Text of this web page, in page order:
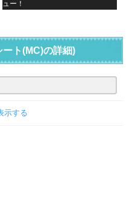
ュー！
ト(MC)の詳細)
示する